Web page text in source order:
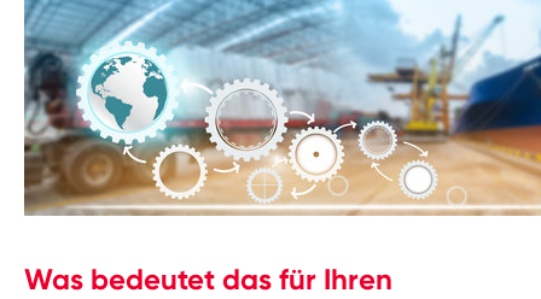
Was bedeutet das für Ihren